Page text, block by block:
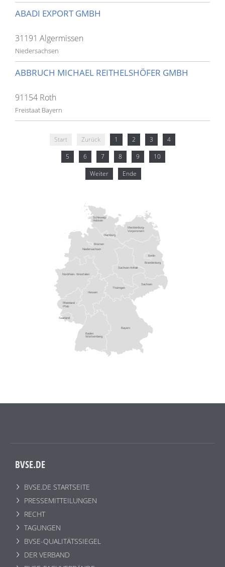
ABADI EXPORT GMBH
31191 Algermissen
Niedersachsen
ABBRUCH MICHAEL REITHELSHÖFER GMBH
91154 Roth
Freistaat Bayern
Start Zurück 1 2 3 4
5 6 7 8 9 10
Weiter Ende
Baden
Württemberg
Bayern
Brandenburg
Hessen
Mecklenburg-
Vorpommern
Niedersachsen
Nordrhein- Westfalen
Rheinland -
Pfalz
Sachsen
Sachsen-Anhalt
Schleswig-
Holstein
Thüringen
Berlin
Bremen
Hamburg
Saarland
BVSE.DE
BVSE.DE STARTSEITE
PRESSEMITTEILUNGEN
RECHT
TAGUNGEN
BVSE-QUALITÄTSSIEGEL
DER VERBAND